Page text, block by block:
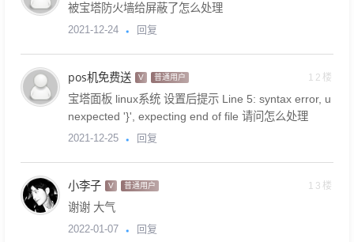
被宝塔防火墙给屏蔽了怎么处理
2021-12-24 回复
pos机免费送 V 普通用户 12楼
宝塔面板 linux系统 设置后提示 Line 5: syntax error, u
nexpected '}', expecting end of file 请问怎么处理
2021-12-25 回复
小李子 V 普通用户 13楼
谢谢 大气
2022-01-07 回复